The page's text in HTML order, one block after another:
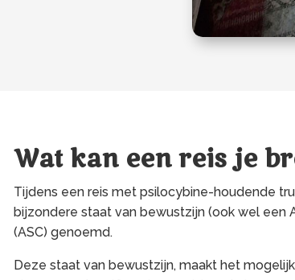
Wat kan een reis je
Tijdens een reis met psilocybine-houdende
bijzondere staat van bewustzijn (ook wel een
(ASC) genoemd.
Deze staat van bewustzijn, maakt het